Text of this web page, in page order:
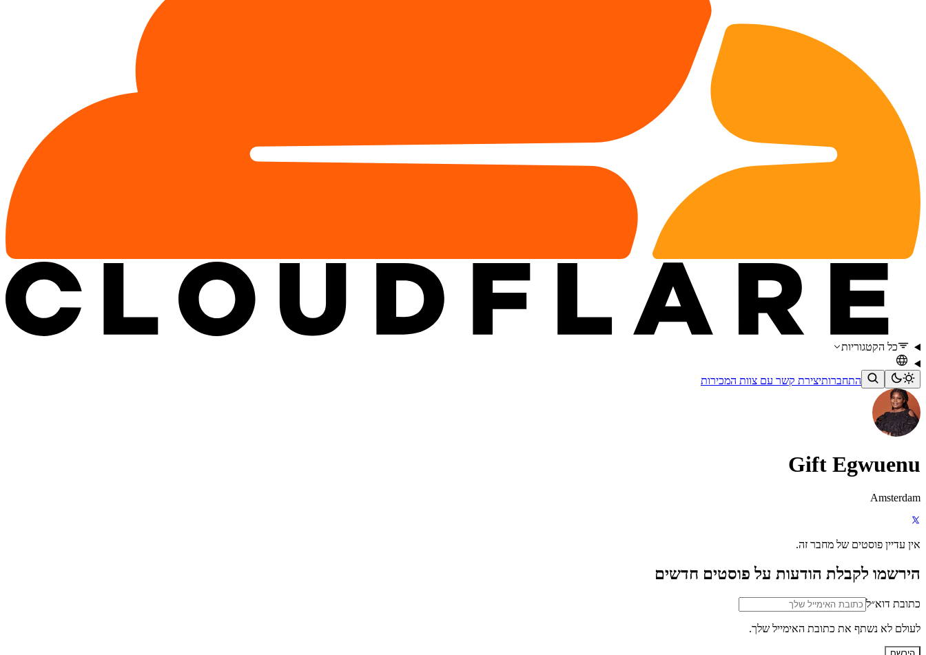
כל הקטגוריות
התחברותיצירת קשר עם צוות המכירות
Gift Egwuenu
Amsterdam
אין עדיין פוסטים של מחבר זה.
הירשמו לקבלת הודעות על פוסטים חדשים
כתובת דוא״ל
לעולם לא נשתף את כתובת האימייל שלך.